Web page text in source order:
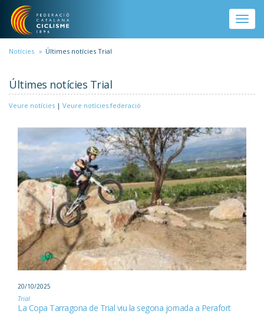
Vés al contingut
Toggle
Notícies Últimes notícies Trial
Últimes notícies Trial
Veure notícies | Veure notícies federació
20/10/2025
Trial
La Copa Tarragona de Trial viu la segona jornada a Perafort